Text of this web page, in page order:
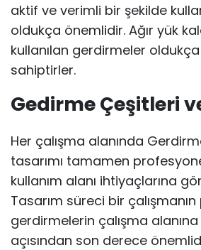
aktif ve verimli bir şekilde
oldukça önemlidir. Ağır yük
kullanılan gerdirmeler
sahiptirler.
Gedirme Çeşitleri
Her çalışma alanında
tasarımı tamamen
kullanım alanı ihtiyaçlarına
Tasarım süreci bir
gerdirmelerin çalışma
açısından son derece